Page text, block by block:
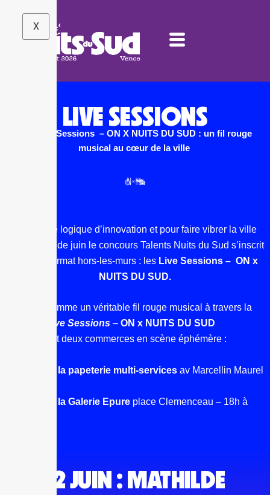
X
LIVE SESSIONS
Les Live Sessions – ON X NUITS DU SUD : un fil rouge
musical au cœur de la ville
Dans une logique d’innovation et pour faire vibrer la ville
dès le mois de juin le concours Talents Nuits du Sud s’inscrit
dans un format hors-les-murs : les Live Sessions – ON x
NUITS DU SUD.
Pensées comme un véritable fil rouge musical à travers la
Live Sessions – ON x NUITS DU SUD
transforment deux commerces en scène éphémère :
la papeterie multi-services av Marcellin Maurel
la Galerie Epure place Clemenceau – 18h à
12 JUIN : MATHILDE